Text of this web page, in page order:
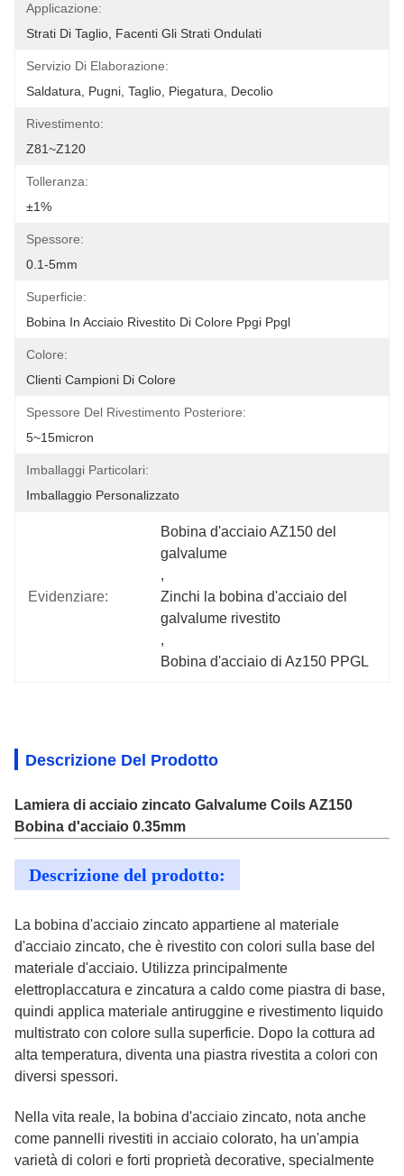
Applicazione:
Strati Di Taglio, Facenti Gli Strati Ondulati
Servizio Di Elaborazione:
Saldatura, Pugni, Taglio, Piegatura, Decolio
Rivestimento:
Z81~Z120
Tolleranza:
±1%
Spessore:
0.1-5mm
Superficie:
Bobina In Acciaio Rivestito Di Colore Ppgi Ppgl
Colore:
Clienti Campioni Di Colore
Spessore Del Rivestimento Posteriore:
5~15micron
Imballaggi Particolari:
Imballaggio Personalizzato
Evidenziare:
Bobina d'acciaio AZ150 del
galvalume
,
Zinchi la bobina d'acciaio del
galvalume rivestito
,
Bobina d'acciaio di Az150 PPGL
Descrizione Del Prodotto
Lamiera di acciaio zincato Galvalume Coils AZ150
Bobina d'acciaio 0.35mm
Descrizione del prodotto:
La bobina d'acciaio zincato appartiene al materiale
d'acciaio zincato, che è rivestito con colori sulla base del
materiale d'acciaio. Utilizza principalmente
elettroplaccatura e zincatura a caldo come piastra di base,
quindi applica materiale antiruggine e rivestimento liquido
multistrato con colore sulla superficie. Dopo la cottura ad
alta temperatura, diventa una piastra rivestita a colori con
diversi spessori.
Nella vita reale, la bobina d'acciaio zincato, nota anche
come pannelli rivestiti in acciaio colorato, ha un'ampia
varietà di colori e forti proprietà decorative, specialmente